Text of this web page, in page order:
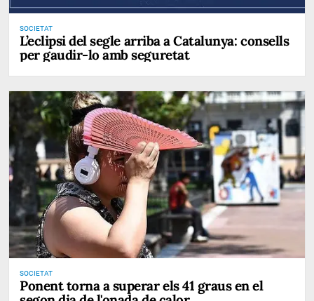
SOCIETAT
L’eclipsi del segle arriba a Catalunya: consells
per gaudir-lo amb seguretat
SOCIETAT
Ponent torna a superar els 41 graus en el